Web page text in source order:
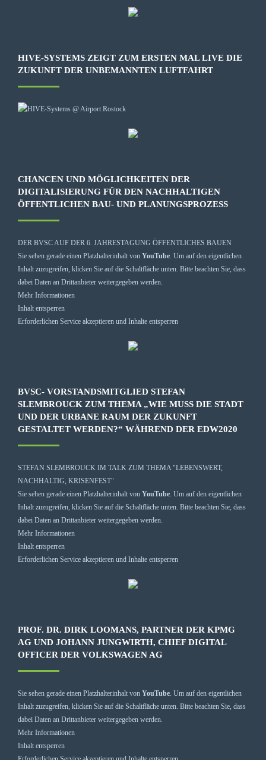
HIVE-SYSTEMS ZEIGT ZUM ERSTEN MAL LIVE DIE
ZUKUNFT DER UNBEMANNTEN LUFTFAHRT
CHANCEN UND MÖGLICHKEITEN DER
DIGITALISIERUNG FÜR DEN NACHHALTIGEN
ÖFFENTLICHEN BAU- UND PLANUNGSPROZESS
DER BVSC AUF DER 6. JAHRESTAGUNG ÖFFENTLICHES BAUEN
Sie sehen gerade einen Platzhalterinhalt von YouTube. Um auf den eigentlichen
Inhalt zuzugreifen, klicken Sie auf die Schaltfläche unten. Bitte beachten Sie, dass
dabei Daten an Drittanbieter weitergegeben werden.
Mehr Informationen
Inhalt entsperren
Erforderlichen Service akzeptieren und Inhalte entsperren
BVSC- VORSTANDSMITGLIED STEFAN
SLEMBROUCK ZUM THEMA „WIE MUSS DIE STADT
UND DER URBANE RAUM DER ZUKUNFT
GESTALTET WERDEN?“ WÄHREND DER EDW2020
STEFAN SLEMBROUCK IM TALK ZUM THEMA "LEBENSWERT,
NACHHALTIG, KRISENFEST"
Sie sehen gerade einen Platzhalterinhalt von YouTube. Um auf den eigentlichen
Inhalt zuzugreifen, klicken Sie auf die Schaltfläche unten. Bitte beachten Sie, dass
dabei Daten an Drittanbieter weitergegeben werden.
Mehr Informationen
Inhalt entsperren
Erforderlichen Service akzeptieren und Inhalte entsperren
PROF. DR. DIRK LOOMANS, PARTNER DER KPMG
AG UND JOHANN JUNGWIRTH, CHIEF DIGITAL
OFFICER DER VOLKSWAGEN AG
Sie sehen gerade einen Platzhalterinhalt von YouTube. Um auf den eigentlichen
Inhalt zuzugreifen, klicken Sie auf die Schaltfläche unten. Bitte beachten Sie, dass
dabei Daten an Drittanbieter weitergegeben werden.
Mehr Informationen
Inhalt entsperren